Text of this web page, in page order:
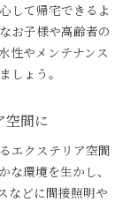
して帰宅できるよ
お子様や高齢者の
性やメンテナンス
しょう。
空間に
エクステリア空間
環境を生かし、
などに間接照明や